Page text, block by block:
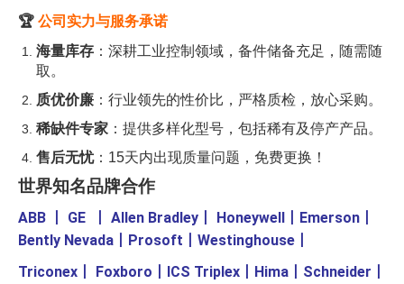
🏆 公司实力与服务承诺
海量库存 ：深耕工业控制领域，备件储备充足，随需随
取。
质优价廉 ：行业领先的性价比，严格质检，放心采购。
稀缺件专家 ：提供多样化型号，包括稀有及停产产品。
售后无忧：15天内出现质量问题，免费更换！
世界知名品牌合作
ABB GE Allen Bradley Honeywell Emerson
Bently Nevada
Prosoft Westinghouse
Triconex
Foxboro ICS Triplex Hima Schneider